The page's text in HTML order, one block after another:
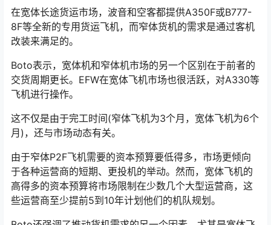
在宽体长途货运市场，波音和空客都提供A350F或B777-
8F等全新的专用货运飞机，而窄体货机的需求是通过客机
改装来满足的。
Boto表示，宽体机和窄体机市场的另一个区别在于前者的
交货周期更长。EFW在宽体飞机市场也很活跃，对A330等
飞机进行操作。
这不仅是由于完工时间(窄体飞机为3个月，宽体飞机为6个
月)，还与市场动态有关。
由于窄体P2F飞机需要的资本预算要低得多，市场更倾向
于各种运营商的短期、更投机的举动。然而，宽体飞机的
高得多的资本预算将市场限制在少数几个大型运营商，这
些运营商至少提前5到10年计划他们的机队规划。